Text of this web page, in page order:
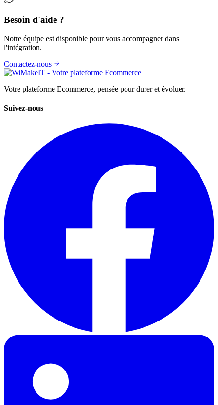
Besoin d'aide ?
Notre équipe est disponible pour vous accompagner dans
l'intégration.
Contactez-nous
Votre plateforme Ecommerce, pensée pour durer et évoluer.
Suivez-nous